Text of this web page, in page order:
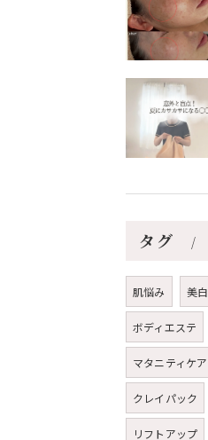
タグ
肌悩み 美白
ボディエステ
マタニティケア
クレイパック
リフトアップ